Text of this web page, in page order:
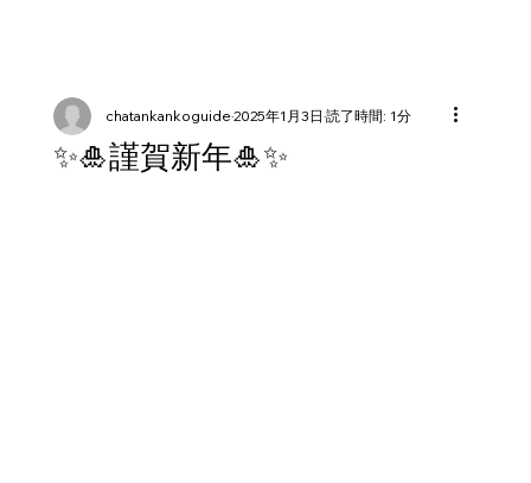
✨🎍謹賀新年🎍✨
chatankankoguide2025年1月3日 読了時間: 1分